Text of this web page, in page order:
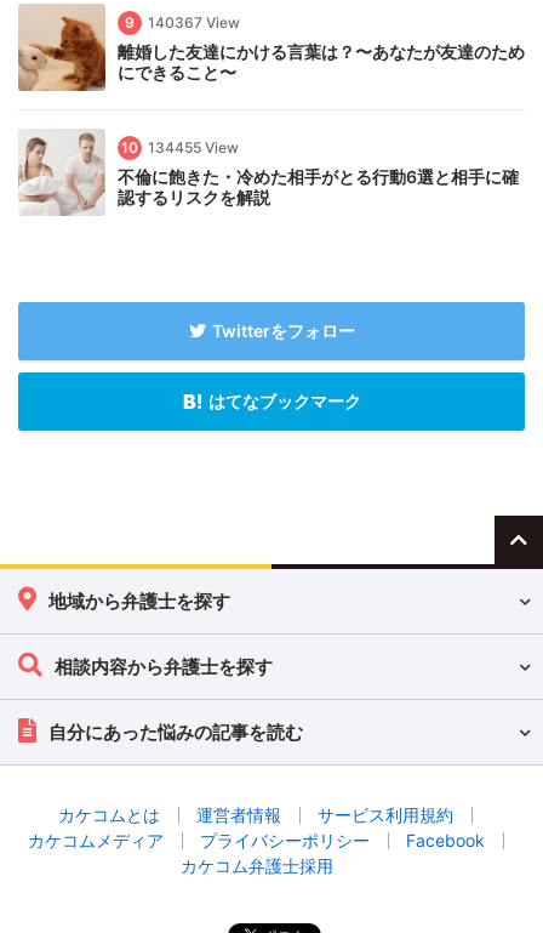
9 140367 View
離婚した友達にかける言葉は？〜あなたが友達のため
にできること〜
10 134455 View
不倫に飽きた・冷めた相手がとる行動6選と相手に確
認するリスクを解説
Twitterをフォロー
はてなブックマーク
地域から弁護士を探す
相談内容から弁護士を探す
自分にあった悩みの記事を読む
カケコムとは 運営者情報
サービス利用規約
カケコムメディア
プライバシーポリシー
Facebook
カケコム弁護士採用